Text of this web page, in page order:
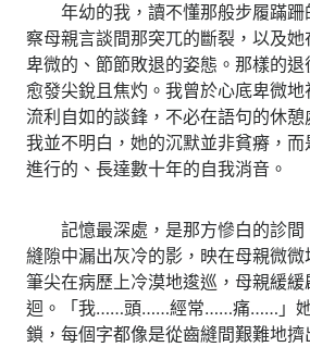
年幼的我，讀不懂那般步履蹣跚
察母親言談間那突兀的斷裂，以及
卑微的、節節敗退的姿態。那樣的
愈發尖銳且焦灼。我曾於心底卑微
流利自如的談鋒，不必在語句的休
我並不明白，她的沉默並非貧瘠，
進行的、長達數十年的自我消音。
記憶最深處，是那方慘白的診間
縫隙中漏出灰冷的影，映在母親微
筆尖在病歷上冷漠地逡巡，母親緩
迴。「我……頭……經常……痛……」她
鎖，每個字都像是從齒縫間艱難地